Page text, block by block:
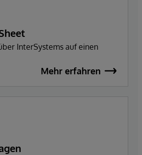
InterSystems auf einen
Mehr erfahren